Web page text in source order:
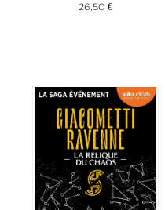
26,50 €